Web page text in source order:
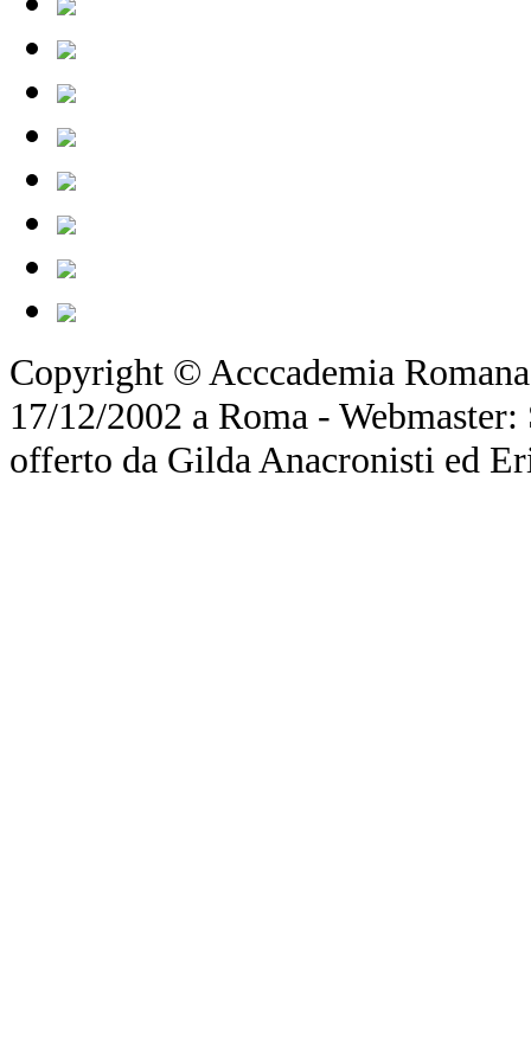
Copyright © Acccademia
17/12/2002 a Roma -
offerto da Gilda Anacronisti ed